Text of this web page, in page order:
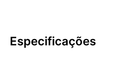
Especificações